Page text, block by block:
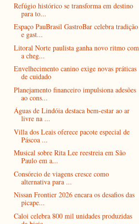
Refúgio histórico se transforma em destino
para to...
Espaço PauBrasil GastroBar celebra tradição
e gast...
Litoral Norte paulista ganha novo ritmo com
a cheg...
Envelhecimento canino exige novas práticas
de cuidado
Planejamento financeiro impulsiona adesões
ao cons...
Águas de Lindóia destaca bem-estar ao ar
livre na ...
Villa dos Leais oferece pacote especial de
Páscoa ...
Musical sobre Rita Lee reestreia em São
Paulo em a...
Consórcio de viagens cresce como
alternativa para ...
Nissan Frontier 2026 encara os desafios das
picape...
Caloi celebra 800 mil unidades produzidas